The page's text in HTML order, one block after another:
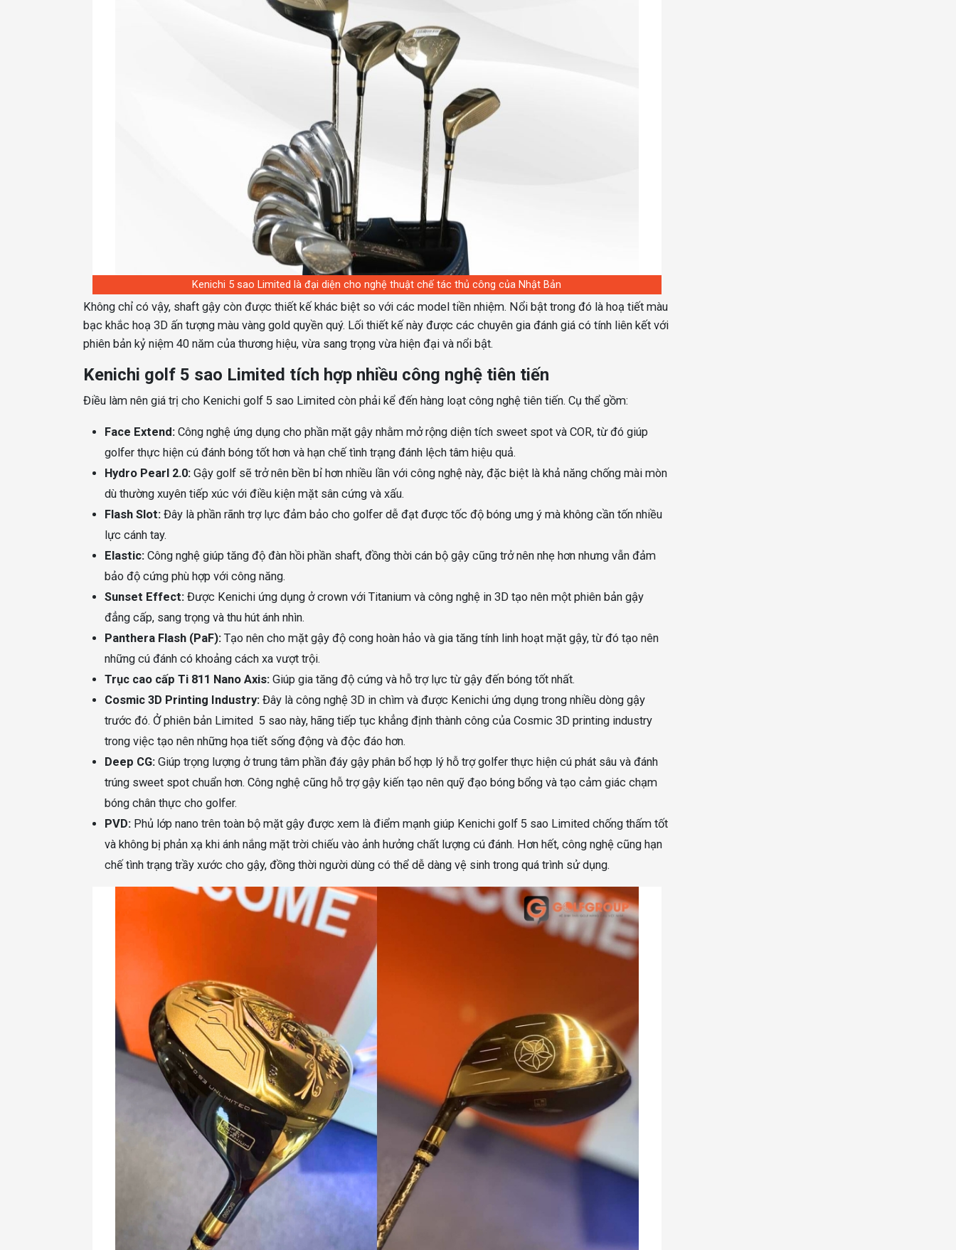
Kenichi 5 sao Limited là đại diện cho nghệ thuật chế tác thủ công của Nhật Bản
Không chỉ có vậy, shaft gậy còn được thiết kế khác biệt so với các model tiền nhiệm. Nổi bật trong đó là hoạ tiết màu
bạc khắc hoạ 3D ấn tượng màu vàng gold quyền quý. Lối thiết kế này được các chuyên gia đánh giá có tính liên kết với
phiên bản kỷ niệm 40 năm của thương hiệu, vừa sang trọng vừa hiện đại và nổi bật.
Kenichi golf 5 sao Limited tích hợp nhiều công nghệ tiên tiến
Điều làm nên giá trị cho Kenichi golf 5 sao Limited còn phải kể đến hàng loạt công nghệ tiên tiến. Cụ thể gồm:
Face Extend: Công nghệ ứng dụng cho phần mặt gậy nhằm mở rộng diện tích sweet spot và COR, từ đó giúp
golfer thực hiện cú đánh bóng tốt hơn và hạn chế tình trạng đánh lệch tâm hiệu quả.
Hydro Pearl 2.0: Gậy golf sẽ trở nên bền bỉ hơn nhiều lần với công nghệ này, đặc biệt là khả năng chống mài mòn
dù thường xuyên tiếp xúc với điều kiện mặt sân cứng và xấu.
Flash Slot: Đây là phần rãnh trợ lực đảm bảo cho golfer dễ đạt được tốc độ bóng ưng ý mà không cần tốn nhiều
lực cánh tay.
Elastic: Công nghệ giúp tăng độ đàn hồi phần shaft, đồng thời cán bộ gậy cũng trở nên nhẹ hơn nhưng vẫn đảm
bảo độ cứng phù hợp với công năng.
Sunset Effect: Được Kenichi ứng dụng ở crown với Titanium và công nghệ in 3D tạo nên một phiên bản gậy
đẳng cấp, sang trọng và thu hút ánh nhìn.
Panthera Flash (PaF): Tạo nên cho mặt gậy độ cong hoàn hảo và gia tăng tính linh hoạt mặt gậy, từ đó tạo nên
những cú đánh có khoảng cách xa vượt trội.
Trục cao cấp Ti 811 Nano Axis: Giúp gia tăng độ cứng và hỗ trợ lực từ gậy đến bóng tốt nhất.
Cosmic 3D Printing Industry: Đây là công nghệ 3D in chìm và được Kenichi ứng dụng trong nhiều dòng gậy
trước đó. Ở phiên bản Limited 5 sao này, hãng tiếp tục khẳng định thành công của Cosmic 3D printing industry
trong việc tạo nên những họa tiết sống động và độc đáo hơn.
Deep CG: Giúp trọng lượng ở trung tâm phần đáy gậy phân bổ hợp lý hỗ trợ golfer thực hiện cú phát sâu và đánh
trúng sweet spot chuẩn hơn. Công nghệ cũng hỗ trợ gậy kiến tạo nên quỹ đạo bóng bổng và tạo cảm giác chạm
bóng chân thực cho golfer.
PVD: Phủ lớp nano trên toàn bộ mặt gậy được xem là điểm mạnh giúp Kenichi golf 5 sao Limited chống thấm tốt
và không bị phản xạ khi ánh nắng mặt trời chiếu vào ảnh hưởng chất lượng cú đánh. Hơn hết, công nghệ cũng hạn
chế tình trạng trầy xước cho gậy, đồng thời người dùng có thể dễ dàng vệ sinh trong quá trình sử dụng.